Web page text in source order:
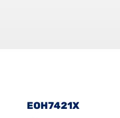
EOH7421X